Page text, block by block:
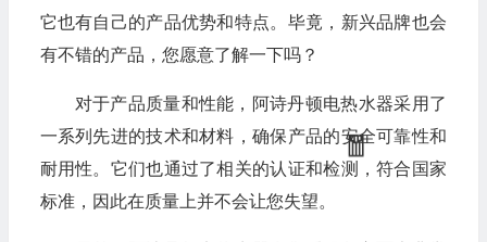
它也有自己的产品优势和特点。毕竟，新兴品牌也会
有不错的产品，您愿意了解一下吗？
对于产品质量和性能，阿诗丹顿电热水器采用了
一系列先进的技术和材料，确保产品的安全可靠性和
耐用性。它们也通过了相关的认证和检测，符合国家
标准，因此在质量上并不会让您失望。